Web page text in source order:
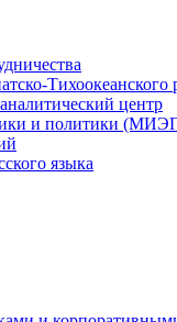
Тихоокеанского
центр
и политики
языка